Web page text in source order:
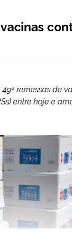
remessas de
entre hoje e